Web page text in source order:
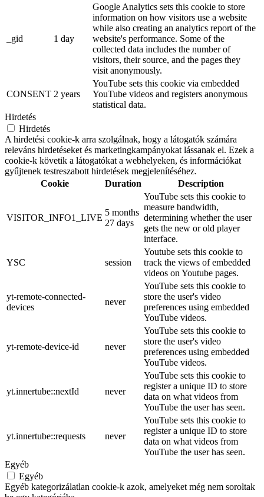
_gid 1 day
Google Analytics sets this cookie to store
information on how visitors use a website
while also creating an analytics report of the
website's performance. Some of the
collected data includes the number of
visitors, their source, and the pages they
visit anonymously.
CONSENT 2 years
YouTube sets this cookie via embedded
YouTube videos and registers anonymous
statistical data.
Hirdetés
Hirdetés
A hirdetési cookie-k arra szolgálnak, hogy a látogatók számára
releváns hirdetéseket és marketingkampányokat lássanak el. Ezek a
cookie-k követik a látogatókat a webhelyeken, és információkat
gyűjtenek testreszabott hirdetések megjelenítéséhez.
Cookie
Duration Description
VISITOR_INFO1_LIVE
5 months
27 days
YouTube sets this cookie to
measure bandwidth,
determining whether the user
gets the new or old player
interface.
YSC session
Youtube sets this cookie to
track the views of embedded
videos on Youtube pages.
yt-remote-connected-
devices
never
YouTube sets this cookie to
store the user's video
preferences using embedded
YouTube videos.
yt-remote-device-id never
YouTube sets this cookie to
store the user's video
preferences using embedded
YouTube videos.
yt.innertube::nextId never
YouTube sets this cookie to
register a unique ID to store
data on what videos from
YouTube the user has seen.
yt.innertube::requests never
YouTube sets this cookie to
register a unique ID to store
data on what videos from
YouTube the user has seen.
Egyéb
Egyéb
Egyéb kategorizálatlan cookie-k azok, amelyeket még nem soroltak